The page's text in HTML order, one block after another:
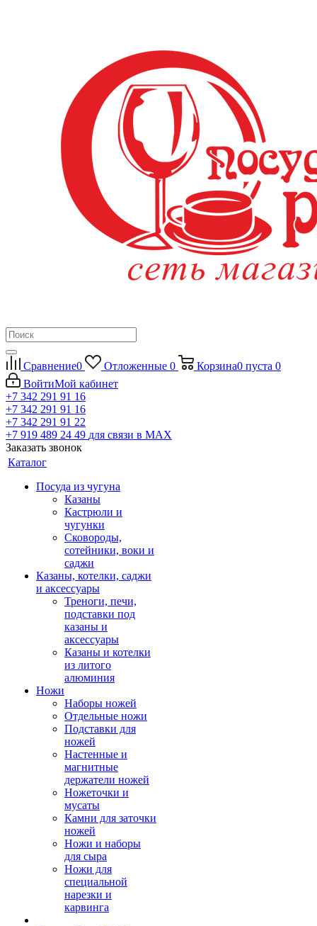
Сравнение0 Отложенные 0 Корзина0 пуста 0
ВойтиМой кабинет
+7 342 291 91 16
+7 342 291 91 16
+7 342 291 91 22
+7 919 489 24 49 для связи в МАХ
Заказать звонок
Каталог
Посуда из чугуна
Казаны
Кастрюли и
чугунки
Сковороды,
сотейники, воки и
саджи
Казаны, котелки, саджи
и аксессуары
Треноги, печи,
подставки под
казаны и
аксессуары
Казаны и котелки
из литого
алюминия
Ножи
Наборы ножей
Отдельные ножи
Подставки для
ножей
Настенные и
магнитные
держатели ножей
Ножеточки и
мусаты
Камни для заточки
ножей
Ножи и наборы
для сыра
Ножи для
специальной
нарезки и
карвинга